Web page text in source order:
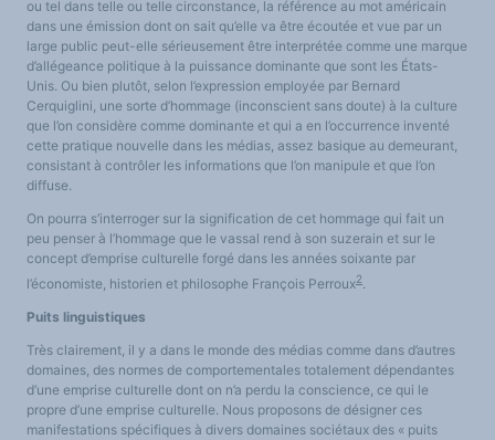
ou tel dans telle ou telle circonstance, la référence au mot américain
dans une émission dont on sait qu’elle va être écoutée et vue par un
large public peut-elle sérieusement être interprétée comme une marque
d’allégeance politique à la puissance dominante que sont les États-
Unis. Ou bien plutôt, selon l’expression employée par Bernard
Cerquiglini, une sorte d’hommage (inconscient sans doute) à la culture
que l’on considère comme dominante et qui a en l’occurrence inventé
cette pratique nouvelle dans les médias, assez basique au demeurant,
consistant à contrôler les informations que l’on manipule et que l’on
diffuse.
On pourra s’interroger sur la signification de cet hommage qui fait un
peu penser à l’hommage que le vassal rend à son suzerain et sur le
concept d’emprise culturelle forgé dans les années soixante par
l’économiste, historien et philosophe François Perroux2.
Puits linguistiques
Très clairement, il y a dans le monde des médias comme dans d’autres
domaines, des normes de comportementales totalement dépendantes
d’une emprise culturelle dont on n’a perdu la conscience, ce qui le
propre d’une emprise culturelle. Nous proposons de désigner ces
manifestations spécifiques à divers domaines sociétaux des « puits